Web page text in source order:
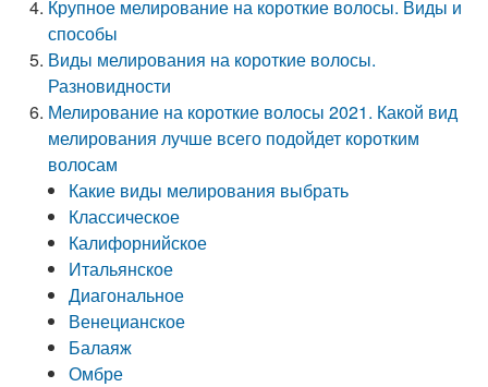
Крупное мелирование на короткие волосы. Виды и
способы
Виды мелирования на короткие волосы.
Разновидности
Мелирование на короткие волосы 2021. Какой вид
мелирования лучше всего подойдет коротким
волосам
Какие виды мелирования выбрать
Классическое
Калифорнийское
Итальянское
Диагональное
Венецианское
Балаяж
Омбре